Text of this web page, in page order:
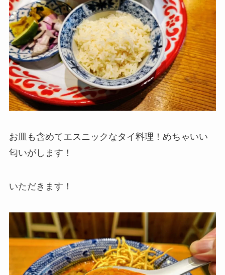
お皿も含めてエスニックなタイ料理！めちゃいい
匂いがします！
いただきます！